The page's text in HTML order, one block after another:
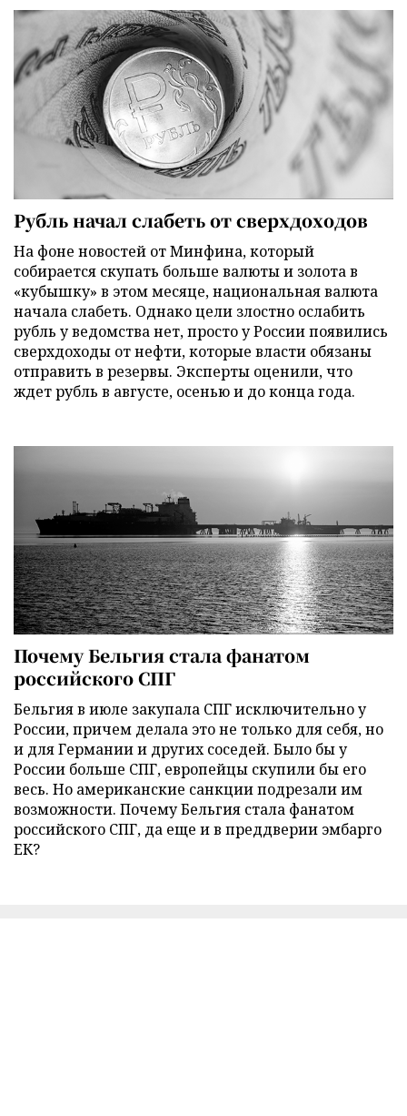
Рубль начал слабеть от сверхдоходов
На фоне новостей от Минфина, который
собирается скупать больше валюты и золота в
«кубышку» в этом месяце, национальная валюта
начала слабеть. Однако цели злостно ослабить
рубль у ведомства нет, просто у России появились
сверхдоходы от нефти, которые власти обязаны
отправить в резервы. Эксперты оценили, что
ждет рубль в августе, осенью и до конца года.
Почему Бельгия стала фанатом
российского СПГ
Бельгия в июле закупала СПГ исключительно у
России, причем делала это не только для себя, но
и для Германии и других соседей. Было бы у
России больше СПГ, европейцы скупили бы его
весь. Но американские санкции подрезали им
возможности. Почему Бельгия стала фанатом
российского СПГ, да еще и в преддверии эмбарго
ЕК?